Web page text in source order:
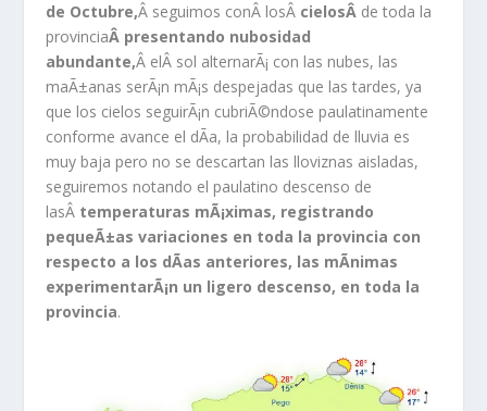
de Octubre,Â seguimos conÂ losÂ cielosÂ de toda la
provinciaÂ presentando nubosidad
abundante,Â elÂ sol alternarÃ¡ con las nubes, las
maÃ±anas serÃ¡n mÃ¡s despejadas que las tardes, ya
que los cielos seguirÃ¡n cubriÃ©ndose paulatinamente
conforme avance el dÃ­a, la probabilidad de lluvia es
muy baja pero no se descartan las lloviznas aisladas,
seguiremos notando el paulatino descenso de
lasÂ temperaturas mÃ¡ximas, registrando
pequeÃ±as variaciones en toda la provincia con
respecto a los dÃ­as anteriores, las mÃ­nimas
experimentarÃ¡n un ligero descenso, en toda la
provincia.